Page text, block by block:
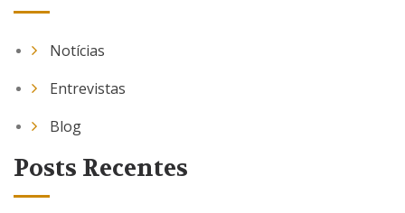
Notícias
Entrevistas
Blog
Posts Recentes